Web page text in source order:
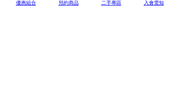
優惠組合 預約商品 二手專區 入會需知